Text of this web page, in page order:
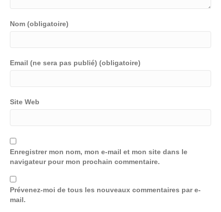
Nom (obligatoire)
Email (ne sera pas publié) (obligatoire)
Site Web
Enregistrer mon nom, mon e-mail et mon site dans le
navigateur pour mon prochain commentaire.
Prévenez-moi de tous les nouveaux commentaires par e-
mail.